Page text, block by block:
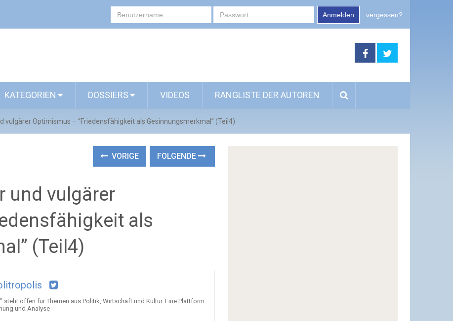
Anmelden vergessen?
KATEGORIEN DOSSIERS VIDEOS RANGLISTE DER AUTOREN
vulgärer Optimismus – “Friedensfähigkeit als Gesinnungsmerkmal” (Teil4)
VORIGE FOLGENDE
und vulgärer
als
(Teil4)
steht offen für Themen aus Politik, Wirtschaft und Kultur. Eine Plattform
und Analyse